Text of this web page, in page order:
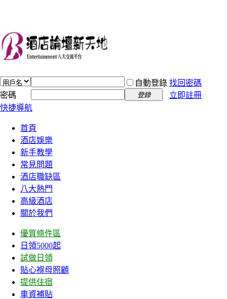
自動登錄 找回密碼
密碼
登錄
立即註冊
快捷導航
首頁
酒店娛樂
新手教學
常見問題
酒店職缺區
八大熱門
高級酒店
關於我們
優質條件區
日領5000起
試做日領
貼心褓母照顧
提供住宿
車資補貼